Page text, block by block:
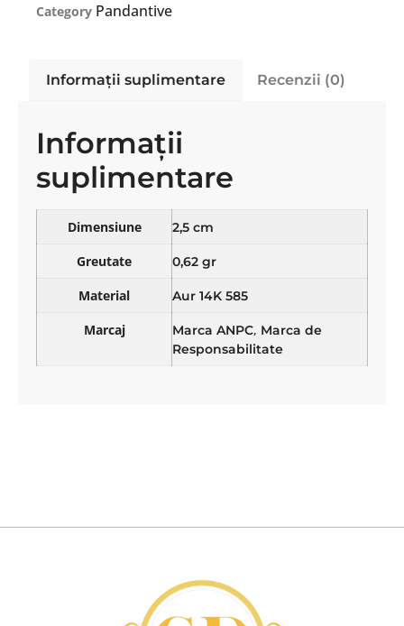
Category Pandantive
Informații suplimentare Recenzii (0)
Informații
suplimentare
Dimensiune 2,5 cm
Greutate 0,62 gr
Material Aur 14K 585
Marcaj Marca ANPC, Marca de
Responsabilitate